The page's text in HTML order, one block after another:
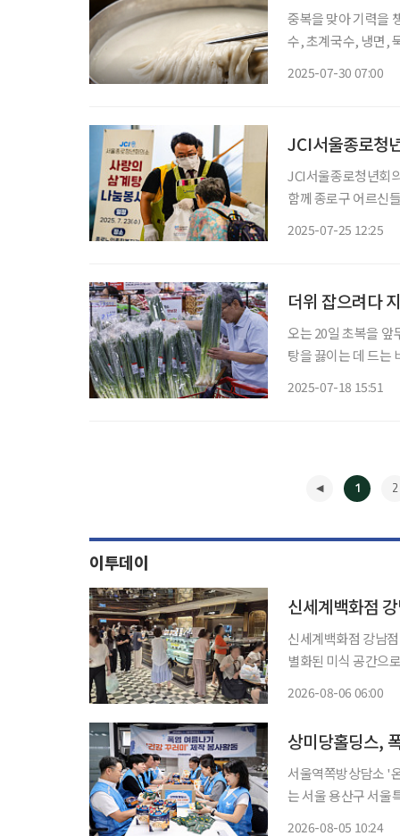
중복을 맞아 기력을
수, 초계국수, 냉면,
2025-07-30 07:00
JCI서울종로청
JCI서울종로청년회
함께 종로구 어르신들
2025-07-25 12:25
더위 잡으려다
오는 20일 초복을 앞
탕을 끓이는 데 드는
2025-07-18 15:51
1 2
이투데이
신세계백화점
신세계백화점 강남
별화된 미식 공간으로서의 입지
2026-08-06 06:00
상미당홀딩스,
서울역쪽방상담소 '온기
는 서울 용산구 서울
2026-08-05 10:24